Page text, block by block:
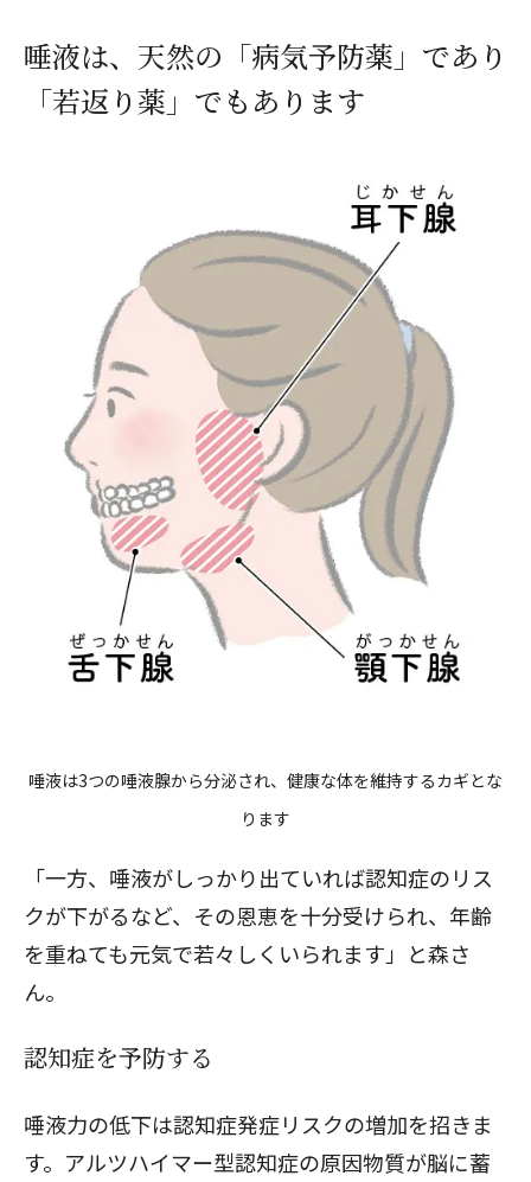
唾液は、天然の「病気予防薬」であり
「若返り薬」でもあります
唾液は3つの唾液腺から分泌され、健康な体を維持するカギとな
ります
「一方、唾液がしっかり出ていれば認知症のリス
クが下がるなど、その恩恵を十分受けられ、年齢
を重ねても元気で若々しくいられます」と森さ
ん。
認知症を予防する
唾液力の低下は認知症発症リスクの増加を招きま
す。アルツハイマー型認知症の原因物質が脳に蓄
閉じる